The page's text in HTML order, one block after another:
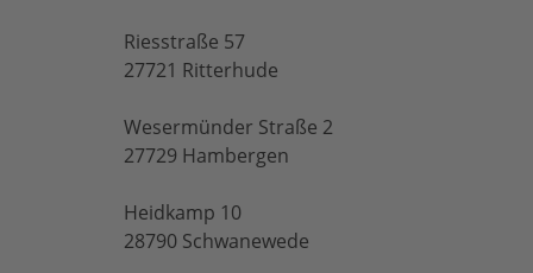
Riesstraße 57
27721 Ritterhude
Wesermünder Straße 2
27729 Hambergen
Heidkamp 10
28790 Schwanewede